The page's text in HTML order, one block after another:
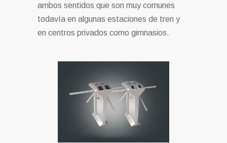
ambos sentidos que son muy comunes
todavía en algunas estaciones de tren y
en centros privados como gimnasios.